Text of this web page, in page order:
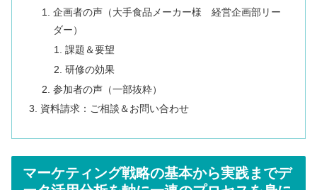
企画者の声（大手食品メーカー様 経営企画部リー
ダー）
課題＆要望
研修の効果
参加者の声（一部抜粋）
資料請求：ご相談＆お問い合わせ
マーケティング戦略の基本から実践までデ